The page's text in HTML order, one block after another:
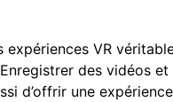
VR
des vidéos
d’offrir une